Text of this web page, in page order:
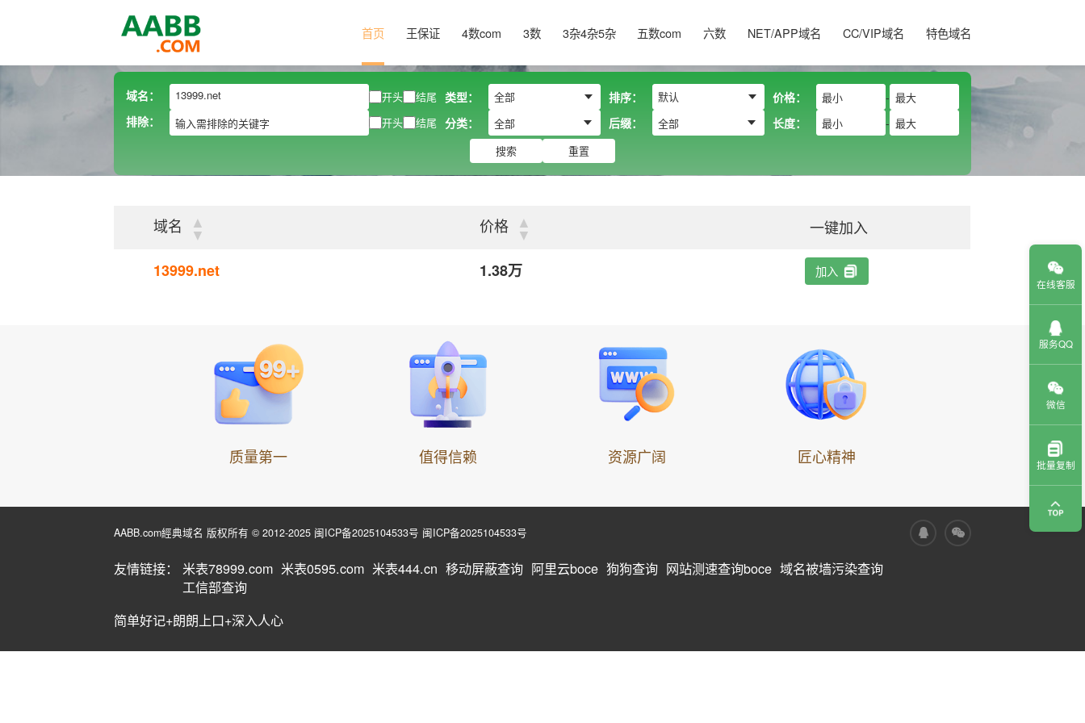
首页 王保证 4数com 3数 3杂4杂5杂 五数com 六数 NET/APP域名 CC/VIP域名 特色域名
域名： 开头 结尾 类型： 排序： 价格：
-
排除：
开头 结尾 分类： 全部 后缀： 全部 长度： -
搜索 重置
域名 ▲
▼ 价格 ▲
▼ 一键加入
13999.net 1.38万 加入
质量第一 值得信赖 资源广阔 匠心精神
AABB.com經典域名 版权所有 © 2012-2025 闽ICP备2025104533号 闽ICP备2025104533号
友情链接： 米表78999.com 米表0595.com 米表444.cn 移动屏蔽查询 阿里云boce 狗狗查询 网站测速查询boce 域名被墙污染查询
工信部查询
简单好记+朗朗上口+深入人心
在线客服
服务QQ
微信
批量复制